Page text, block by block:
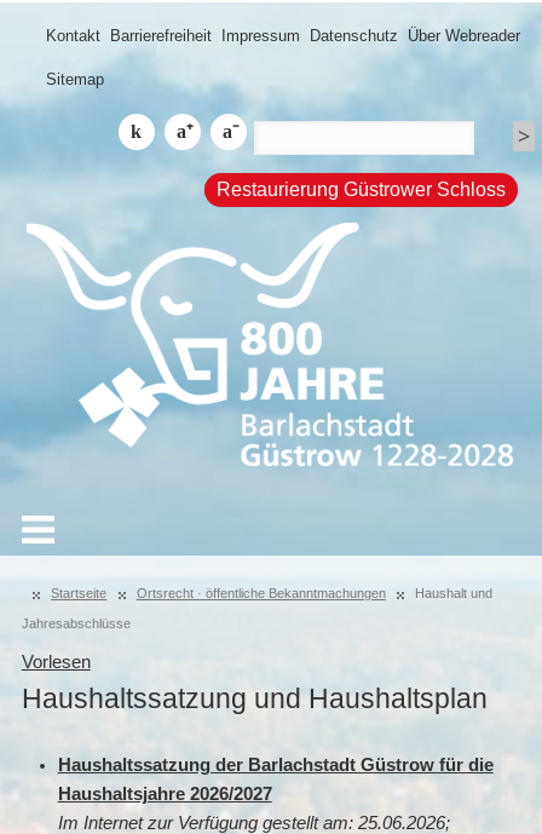
Kontakt Barrierefreiheit Impressum Datenschutz Über Webreader
Sitemap
Restaurierung Güstrower Schloss
Startseite Ortsrecht · öffentliche Bekanntmachungen Haushalt und
Jahresabschlüsse
Vorlesen
Haushaltssatzung und Haushaltsplan
Haushaltssatzung der Barlachstadt Güstrow für die
Haushaltsjahre 2026/2027
Im Internet zur Verfügung gestellt am: 25.06.2026;